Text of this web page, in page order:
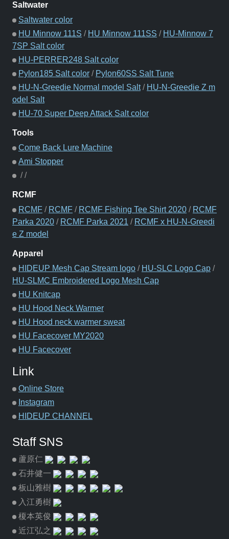
Saltwater
Saltwater color
HU Minnow 111S / HU Minnow 111SS / HU-Minnow 7
7SP Salt color
HU-PERRER248 Salt color
Pylon185 Salt color / Pylon60SS Salt Tune
HU-N-Greedie Normal model Salt/ HU-N-Greedie Z m
odel Salt
HU-70 Super Deep Attack Salt color
Tools
Come Back Lure Machine
Ami Stopper
//
RCMF
RCMF / RCMF / RCMF Fishing Tee Shirt 2020 / RCMF
Parka 2020 / RCMF Parka 2021 / RCMF x HU-N-Greedi
e Z model
Apparel
HIDEUP Mesh Cap Stream logo / HU-SLC Logo Cap /
HU-SLMC Embroidered Logo Mesh Cap
HU Knitcap
HU Hood Neck Warmer
HU Hood neck warmer sweat
HU Facecover MY2020
HU Facecover
Link
Online Store
Instagram
HIDEUP CHANNEL
Staff SNS
蘆原仁
石井健一
板山雅樹
入江勇樹
榎本英俊
近江弘之